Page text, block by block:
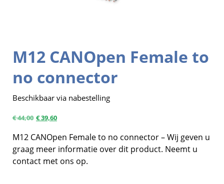
M12 CANOpen Female to
no connector
Beschikbaar via nabestelling
€44,00 €39,60
M12 CANOpen Female to no connector – Wij geven u
graag meer informatie over dit product. Neemt u
contact met ons op.